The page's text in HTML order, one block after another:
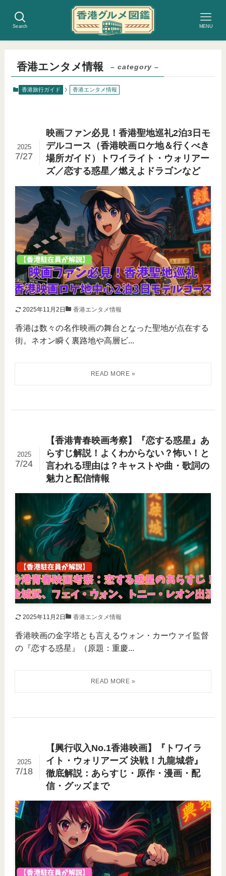
Search MENU
香港エンタメ情報 – category –
香港旅行ガイド 香港エンタメ情報
映画ファン必見！香港聖地巡礼2泊3日モ
デルコース（香港映画ロケ地＆行くべき
場所ガイド）トワイライト・ウォリアー
ズ／恋する惑星／燃えよドラゴンなど
2025
7/27
2025年11月2日 香港エンタメ情報
香港は数々の名作映画の舞台となった聖地が点在する
街。ネオン瞬く裏路地や高層ビ...
【香港青春映画考察】『恋する惑星』あ
らすじ解説！よくわからない？怖い！と
言われる理由は？キャストや曲・歌詞の
魅力と配信情報
2025
7/24
2025年11月2日 香港エンタメ情報
香港映画の金字塔とも言えるウォン・カーウァイ監督
の『恋する惑星』（原題：重慶...
【興行収入No.1香港映画】『トワイラ
イト・ウォリアーズ 決戦！九龍城砦』
徹底解説：あらすじ・原作・漫画・配
信・グッズまで
2025
7/18